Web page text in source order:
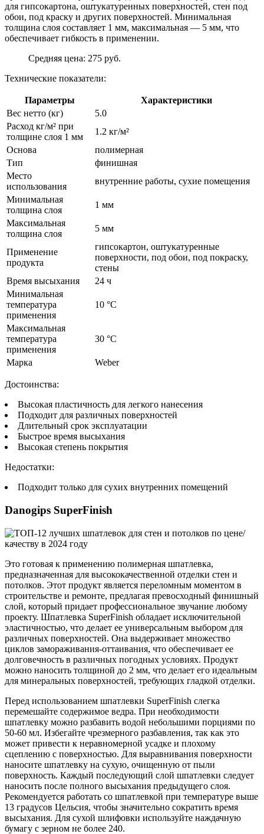
для гипсокартона, оштукатуренных поверхностей, стен под
обои, под краску и других поверхностей. Минимальная
толщина слоя составляет 1 мм, максимальная — 5 мм, что
обеспечивает гибкость в применении.
Средняя цена: 275 руб.
Технические показатели:
Параметры
Характеристики
Вес нетто (кг)
5.0
Расход кг/м² при
толщине слоя 1 мм
1.2 кг/м²
Основа
полимерная
Тип
финишная
Место
использования
внутренние работы, сухие помещения
Минимальная
толщина слоя
1 мм
Максимальная
толщина слоя
5 мм
Применение
продукта
гипсокартон, оштукатуренные
поверхности, под обои, под покраску,
стены
Время высыхания
24 ч
Минимальная
температура
применения
10 °C
Максимальная
температура
применения
30 °C
Марка Weber
Достоинства:
Высокая пластичность для легкого нанесения
Подходит для различных поверхностей
Длительный срок эксплуатации
Быстрое время высыхания
Высокая степень покрытия
Недостатки:
Подходит только для сухих внутренних помещений
Danogips SuperFinish
Это готовая к применению полимерная шпатлевка,
предназначенная для высококачественной отделки стен и
потолков. Этот продукт является переломным моментом в
строительстве и ремонте, предлагая превосходный финишный
слой, который придает профессиональное звучание любому
проекту. Шпатлевка SuperFinish обладает исключительной
эластичностью, что делает ее универсальным выбором для
различных поверхностей. Она выдерживает множество
циклов замораживания-оттаивания, что обеспечивает ее
долговечность в различных погодных условиях. Продукт
можно наносить толщиной до 2 мм, что делает его идеальным
для минеральных поверхностей, требующих гладкой отделки.
Перед использованием шпатлевки SuperFinish слегка
перемешайте содержимое ведра. При необходимости
шпатлевку можно разбавить водой небольшими порциями по
50-60 мл. Избегайте чрезмерного разбавления, так как это
может привести к неравномерной усадке и плохому
сцеплению с поверхностью. Для выравнивания поверхности
наносите шпатлевку на сухую, очищенную от пыли
поверхность. Каждый последующий слой шпатлевки следует
наносить после полного высыхания предыдущего слоя.
Рекомендуется работать со шпатлевкой при температуре выше
13 градусов Цельсия, чтобы значительно сократить время
высыхания. Для сухой шлифовки используйте наждачную
бумагу с зерном не более 240.